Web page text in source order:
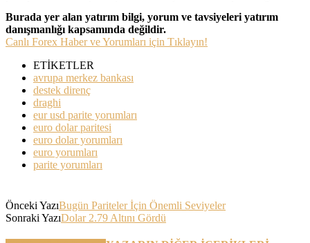
Burada yer alan yatırım bilgi, yorum ve tavsiyeleri yatırım
danışmanlığı kapsamında değildir.
Canlı Forex Haber ve Yorumları için Tıklayın!
ETİKETLER
avrupa merkez bankası
destek direnç
draghi
eur usd parite yorumları
euro dolar paritesi
euro dolar yorumları
euro yorumları
parite yorumları
Önceki YazıBugün Pariteler İçin Önemli Seviyeler
Sonraki YazıDolar 2.79 Altını Gördü